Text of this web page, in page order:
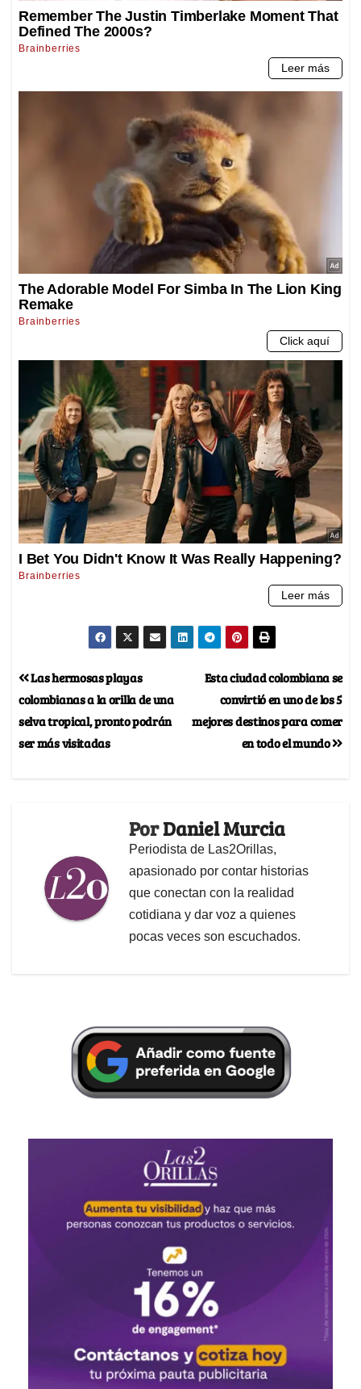
Esta ciudad colombiana se
convirtió en uno de los 5
mejores destinos para comer
en todo el mundo
Las hermosas playas
colombianas a la orilla de una
selva tropical, pronto podrán
ser más visitadas
PorDaniel Murcia
Periodista de Las2Orillas,
apasionado por contar historias
que conectan con la realidad
cotidiana y dar voz a quienes
pocas veces son escuchados.